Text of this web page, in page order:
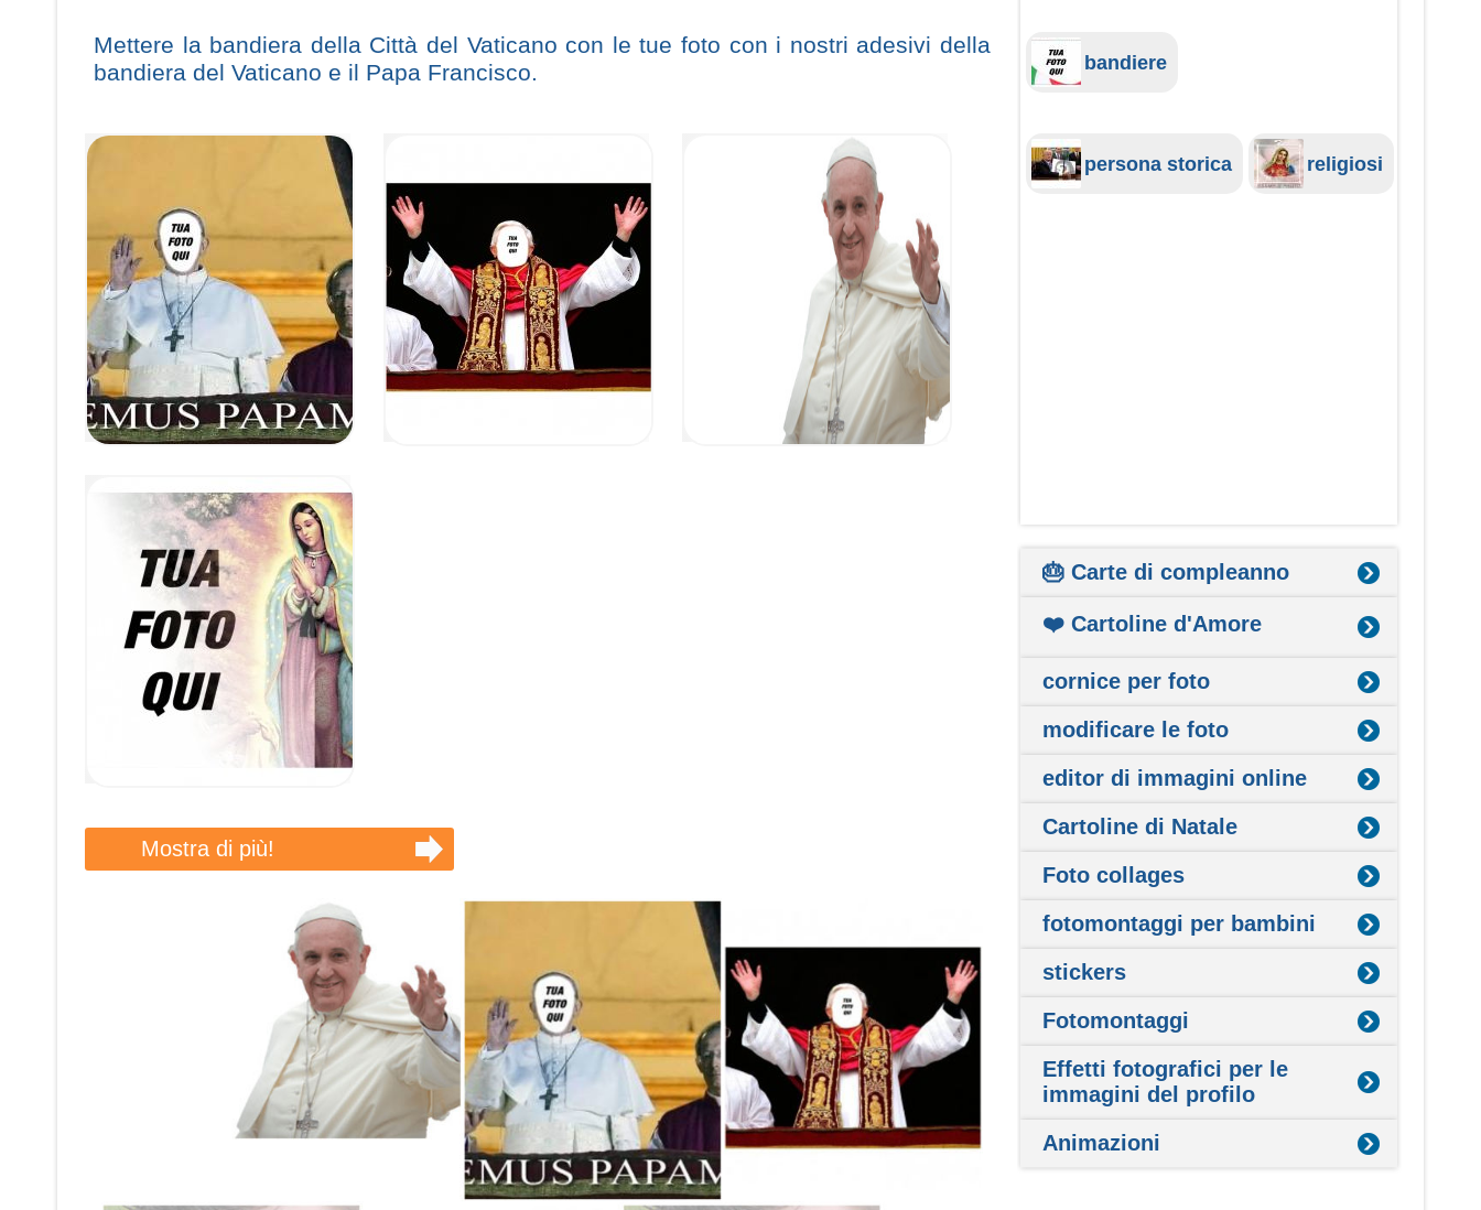
Mettere la bandiera della Città del Vaticano con le tue foto con i nostri adesivi della
bandiera del Vaticano e il Papa Francisco.
Mostra di più!
bandiere
persona storica religiosi
🎂 Carte di compleanno
❤️ Cartoline d'Amore
cornice per foto
modificare le foto
editor di immagini online
Cartoline di Natale
Foto collages
fotomontaggi per bambini
stickers
Fotomontaggi
Effetti fotografici per le
immagini del profilo
Animazioni